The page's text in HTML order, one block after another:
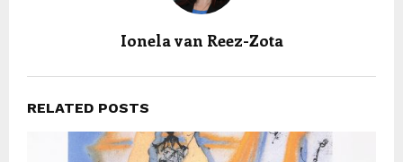
Ionela van Reez-Zota
RELATED POSTS